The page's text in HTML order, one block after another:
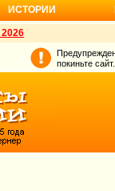
ИСТОРИИ
покиньте сайт.